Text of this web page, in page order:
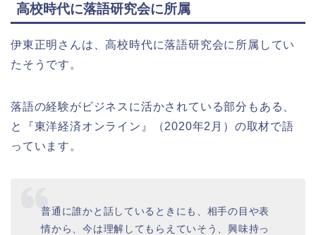
高校時代に落語研究会に所属
伊東正明さんは、高校時代に落語研究会に所属してい
たそうです。
落語の経験がビジネスに活かされている部分もある、
と『東洋経済オンライン』（2020年2月）の取材で語
っています。
普通に誰かと話しているときにも、相手の目や表
情から、今は理解してもらえていそう、興味持っ